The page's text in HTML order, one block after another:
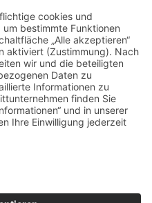
Marketing Medizin
Physio Pool
Rehabilitation rennen Schatten
Tools Unterstützung Yoga